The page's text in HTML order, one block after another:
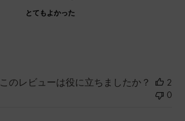
とてもよかった
このレビューは役に立ちましたか？
2
0